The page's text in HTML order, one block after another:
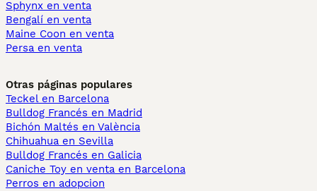
Sphynx en venta
Bengalí en venta
Maine Coon en venta
Persa en venta
Otras páginas populares
Teckel en Barcelona
Bulldog Francés en Madrid
Bichón Maltés en València
Chihuahua en Sevilla
Bulldog Francés en Galicia
Caniche Toy en venta en Barcelona
Perros en adopcion